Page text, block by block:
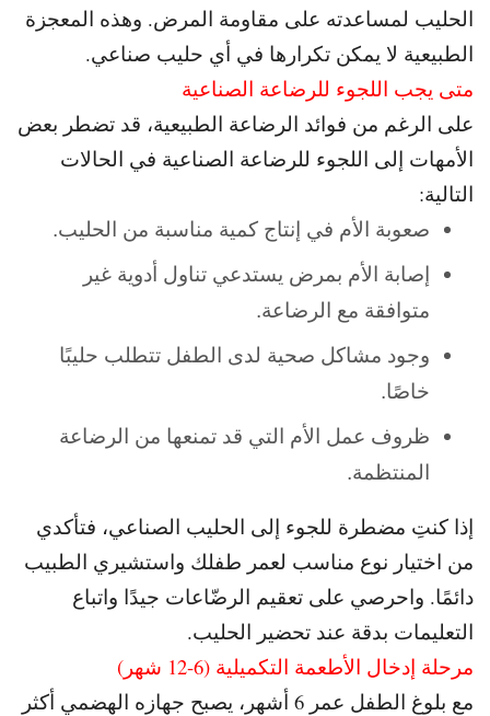
الحليب لمساعدته على مقاومة المرض. وهذه المعجزة
الطبيعية لا يمكن تكرارها في أي حليب صناعي.
متى يجب اللجوء للرضاعة الصناعية
على الرغم من فوائد الرضاعة الطبيعية، قد تضطر بعض
الأمهات إلى اللجوء للرضاعة الصناعية في الحالات
التالية:
صعوبة الأم في إنتاج كمية مناسبة من الحليب.
إصابة الأم بمرض يستدعي تناول أدوية غير
متوافقة مع الرضاعة.
وجود مشاكل صحية لدى الطفل تتطلب حليبًا
خاصًا.
ظروف عمل الأم التي قد تمنعها من الرضاعة
المنتظمة.
إذا كنتِ مضطرة للجوء إلى الحليب الصناعي، فتأكدي
من اختيار نوع مناسب لعمر طفلك واستشيري الطبيب
دائمًا. واحرصي على تعقيم الرضّاعات جيدًا واتباع
التعليمات بدقة عند تحضير الحليب.
مرحلة إدخال الأطعمة التكميلية (6-12 شهر)
مع بلوغ الطفل عمر 6 أشهر، يصبح جهازه الهضمي أكثر